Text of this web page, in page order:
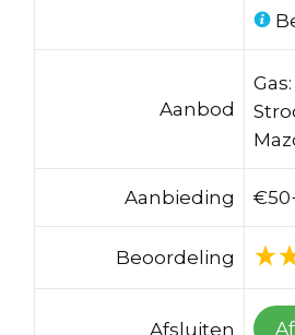
Aanbod
Gas:
Aanbieding
Beoordeling
Afsluiten